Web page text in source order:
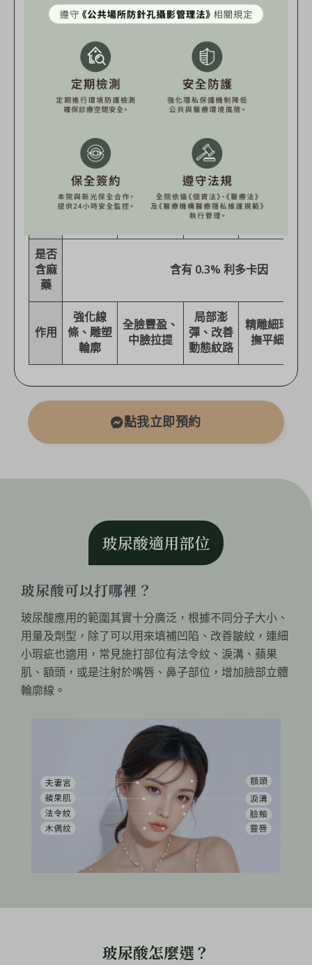
喬雅登玻尿酸 5種劑型差異
針對部位客製化治療
左右滑動看比較
Volux Voluma Volift
Vycross Vycross
25
mg/ml
20 mg/ml
17.5
mg/ml
15 mg/ml
是否
含麻
藥
含有 0.3% 利多卡因
作用
強化線
條、雕塑
輪廓
全臉豐盈、
中臉拉提
局部澎
彈、改善
動態紋路
精雕細琢、
撫平細紋
點我立即預約
玻尿酸適用部位
玻尿酸可以打哪裡？
玻尿酸應用的範圍其實十分廣泛，根據不同分子大小、
用量及劑型，除了可以用來填補凹陷、改善皺紋，連細
小瑕疵也適用，常見施打部位有法令紋、淚溝、蘋果
肌、額頭，或是注射於嘴唇、鼻子部位，增加臉部立體
輪廓線。
玻尿酸怎麼選？